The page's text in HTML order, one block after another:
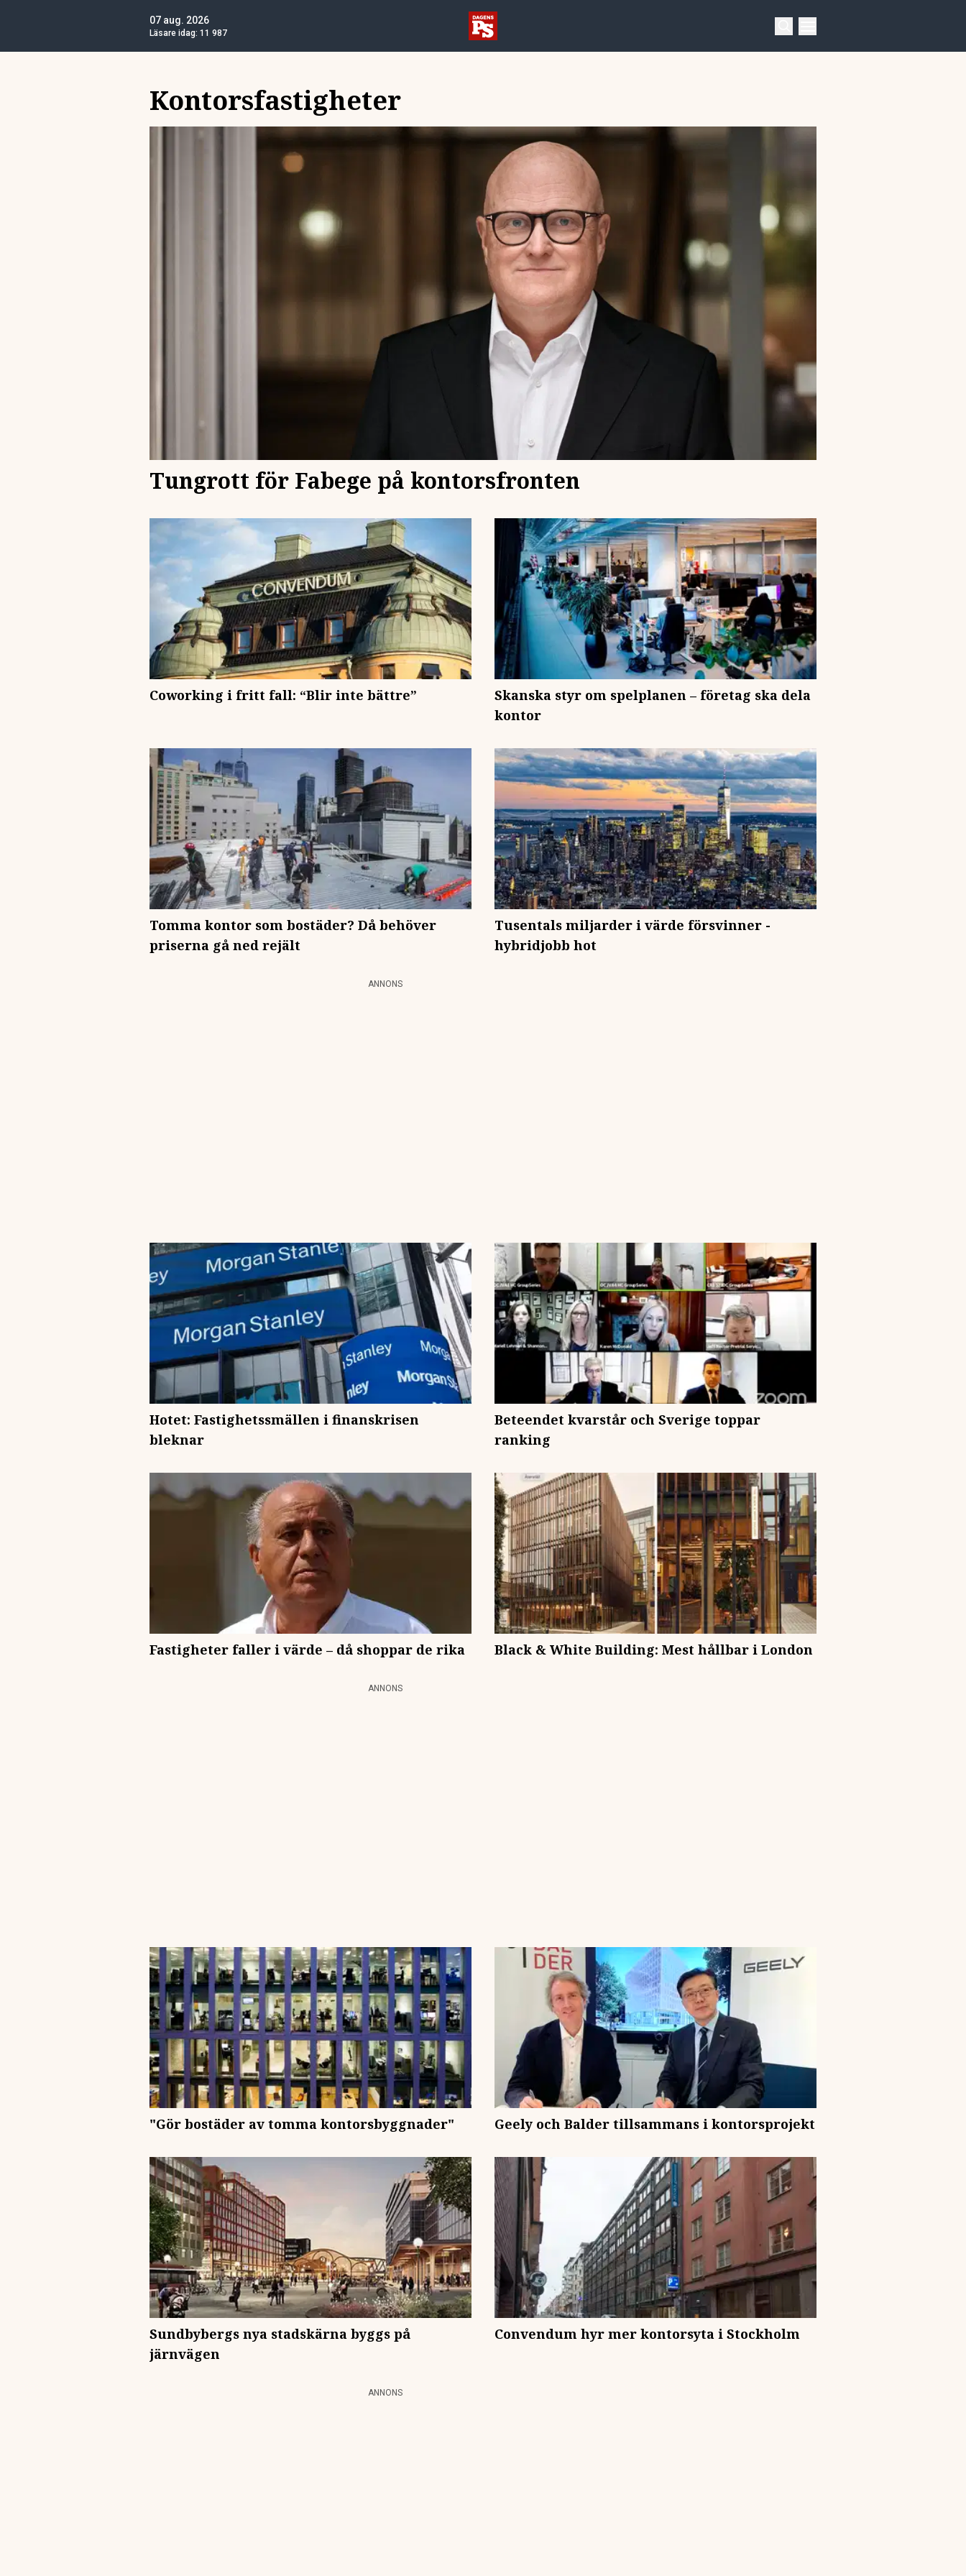
07 aug. 2026
Läsare idag: 11 987
Kontorsfastigheter
Tungrott för Fabege på kontorsfronten
Coworking i fritt fall: “Blir inte bättre”
Skanska styr om spelplanen – företag ska dela
kontor
Tomma kontor som bostäder? Då behöver
priserna gå ned rejält
Tusentals miljarder i värde försvinner -
hybridjobb hot
ANNONS
Hotet: Fastighetssmällen i finanskrisen
bleknar
Beteendet kvarstår och Sverige toppar
ranking
Fastigheter faller i värde – då shoppar de rika Black & White Building: Mest hållbar i London
ANNONS
"Gör bostäder av tomma kontorsbyggnader" Geely och Balder tillsammans i kontorsprojekt
Sundbybergs nya stadskärna byggs på
järnvägen
Convendum hyr mer kontorsyta i Stockholm
ANNONS